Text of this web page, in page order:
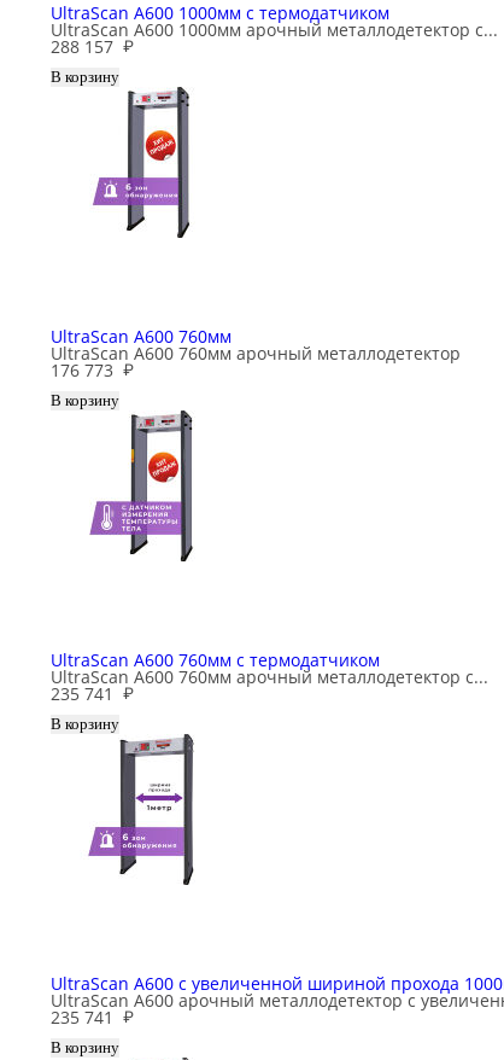
UltraScan A600 1000мм с термодатчиком
UltraScan A600 1000мм арочный металлодетектор с...
288 157 ₽
UltraScan A600 760мм
UltraScan A600 760мм арочный металлодетектор
176 773 ₽
UltraScan A600 760мм с термодатчиком
UltraScan A600 760мм арочный металлодетектор с...
235 741 ₽
UltraScan A600 с увеличенной шириной прохода
UltraScan A600 арочный металлодетектор с
235 741 ₽